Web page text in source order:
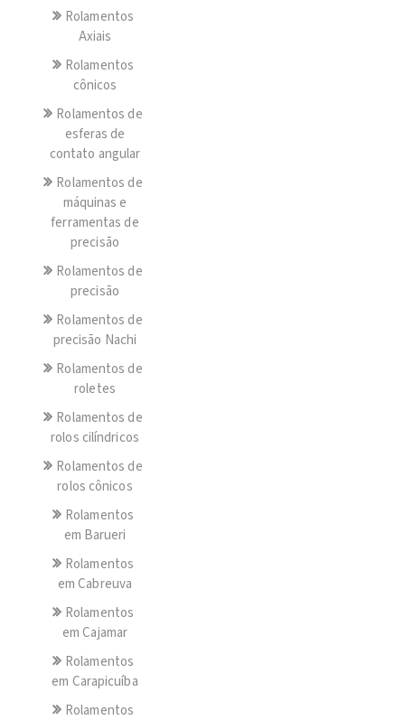
Rolamentos
Axiais
Rolamentos
cônicos
Rolamentos de
esferas de
contato angular
Rolamentos de
máquinas e
ferramentas de
precisão
Rolamentos de
precisão
Rolamentos de
precisão Nachi
Rolamentos de
roletes
Rolamentos de
rolos cilíndricos
Rolamentos de
rolos cônicos
Rolamentos
em Barueri
Rolamentos
em Cabreuva
Rolamentos
em Cajamar
Rolamentos
em Carapicuíba
Rolamentos